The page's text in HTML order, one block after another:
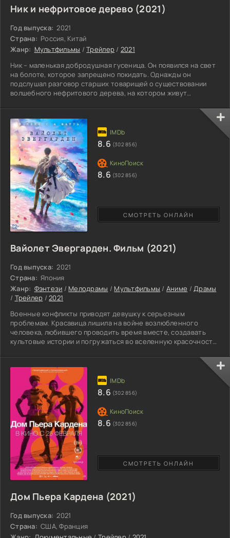
Ник и нефритовое дерево (2021)
Год выпуска: 2021
Страна: Россия, Китай
Жанр: Мультфильмы /Трейлер / 2021
Ник – маленькая добродушная гусеница. Он появился на свет
на болоте, которое запрещено покидать. Однажды он
подслушал разговор старших товарищей о существовании
волшебного нефритового дерева, на котором живут
насекомых, это прекрасный мир, о котором можно только
мечтать. Бесстрашный герой намерен выбраться из
вонючего болота и воссоединиться с элитой. Главный герой
отправляется в далекое путешествие. На своем пути он
встретит множество трудностей,
Вайолет Эвергарден. Фильм (2021)
Год выпуска: 2021
Страна: Япония
Жанр: Фэнтези / Мелодрамы / Мультфильмы / Аниме /Драмы
/ Трейлер /2021
Военные конфликты приводят девушку к серьезным
проблемам. Красавица лишила на войне возлюбленного
человека, любившего проводить время вместе, создавать
культовые истории и погружаться во вселенную красочности
девушке приходится искать собственный путь, начинать
жизнь с начала и выстоять. Упорство и непревзойденный
талант дали шанс проявить себя, помогая остальным. С
очередной женщиной им придется написать невероятное
письмо на фронт, чтобы
СМОТРЕТЬ ОНЛАЙН
8.6 (302 856)
8.6 (302 856)
Дом Пьера Кардена (2021)
Год выпуска: 2021
Страна: США, Франция
СМОТРЕТЬ ОНЛАЙН
8.6 (302 856)
8.6 (302 856)